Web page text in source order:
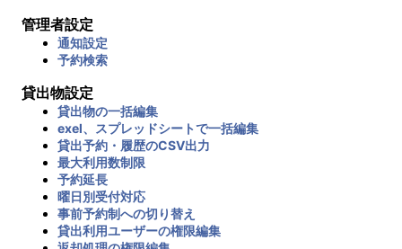
管理者設定
通知設定
予約検索
貸出物設定
貸出物の一括編集
exel、スプレッドシートで一括編集
貸出予約・履歴のCSV出力
最大利用数制限
予約延長
曜日別受付対応
事前予約制への切り替え
貸出利用ユーザーの権限編集